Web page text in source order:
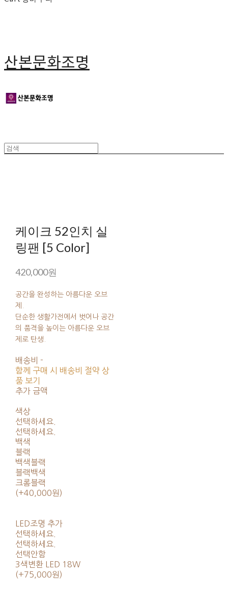
산본문화조명
케이크 52인치 실
링팬 [5 Color]
420,000원
공간을 완성하는 아름다운 오브
제.
단순한 생활가전에서 벗어나 공간
의 품격을 높이는 아름다운 오브
제로 탄생.
배송비 -
함께 구매 시 배송비 절약 상
품 보기
추가 금액
색상
선택하세요.
선택하세요.
백색
블랙
백색블랙
블랙백색
크롬블랙
(+40,000원)
LED조명 추가
선택하세요.
선택하세요.
선택안함
3색변환 LED 18W
(+75,000원)